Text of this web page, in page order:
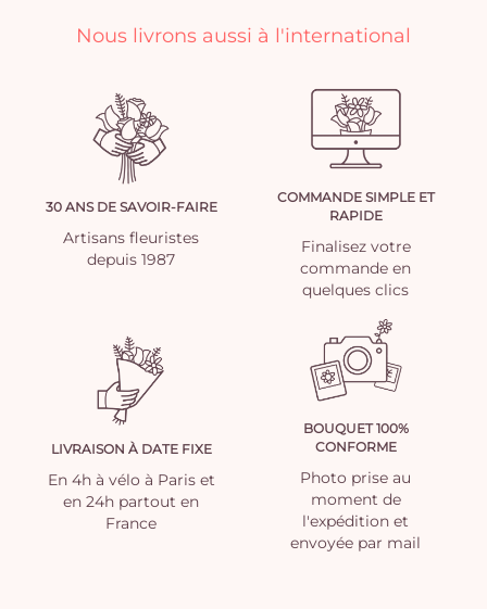
Nous livrons aussi à l'international
30 ANS DE SAVOIR-FAIRE
Artisans fleuristes
depuis 1987
COMMANDE SIMPLE ET
RAPIDE
Finalisez votre
commande en
quelques clics
LIVRAISON À DATE FIXE
En 4h à vélo à Paris et
en 24h partout en
France
BOUQUET 100%
CONFORME
Photo prise au
moment de
l'expédition et
envoyée par mail